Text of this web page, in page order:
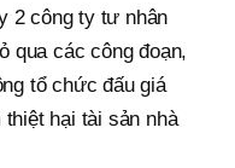
2 công ty tư nhân
qua các công đoạn,
tổ chức đấu giá
hại tài sản nhà